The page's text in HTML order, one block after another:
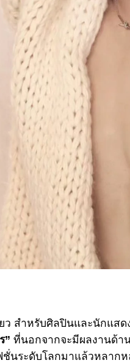
ยว สำหรับศิลปินและนักแส
” ที่นอกจากจะมีผลงานด้า
นระดับโลกมาแล้วหลากห